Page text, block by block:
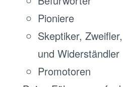
Pioniere
Skeptiker,
und Widerständler
Promotoren